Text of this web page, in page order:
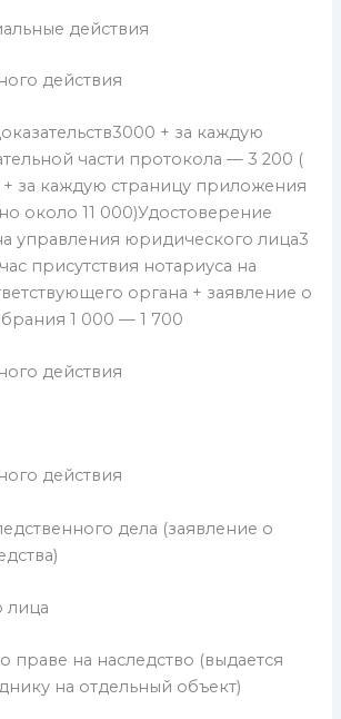
действия
действия
+ за каждую
части протокола — 3 200 (
+ за каждую страницу приложения
около 11 000)Удостоверение
управления юридического лица3
присутствия нотариуса на
органа + заявление о
1 000 — 1 700
действия
действия
дела (заявление о
лица
праве на наследство (выдается
на отдельный объект)